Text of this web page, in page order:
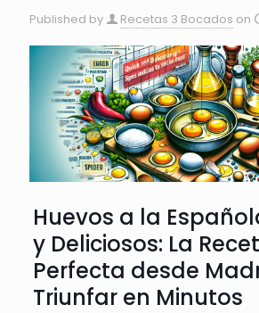
Published by Recetas 3 Bocados on
Huevos a la
y Deliciosos: La
Perfecta desde
Triunfar en Minutos